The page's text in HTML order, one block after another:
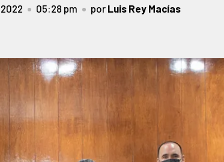
2022 05:28 pm por Luis Rey Macías